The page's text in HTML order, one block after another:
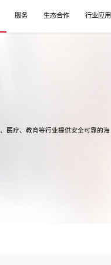
服务 生态合作 行业应用
医疗、教育等行业提供安全可靠的海